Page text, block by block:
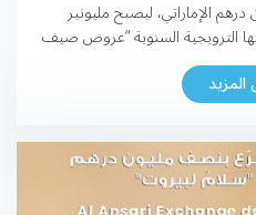
الإماراتي، ليصبح مليونير
الترويجية السنوية “عروض صيف
كبار المسؤولين والمديرين في
الاقتصاد والسياحة في دبي
عبر قنوات […]